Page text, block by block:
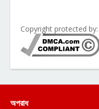
Copyright protected by:
অপরাধ